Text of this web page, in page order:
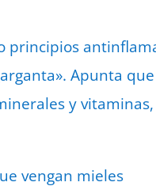
principios
Apunta
y
vengan mieles